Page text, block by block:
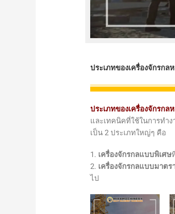
ประเภทของเครื่องจักรกล
ประเภทของเครื่องจักรกล
และเทคนิคที่ใช้ในการทำ
เป็น 2 ประเภทใหญ่ๆ คือ
1. เครื่องจักรกลแบบพิเศษ
2. เครื่องจักรกลแบบมาตร
ไป